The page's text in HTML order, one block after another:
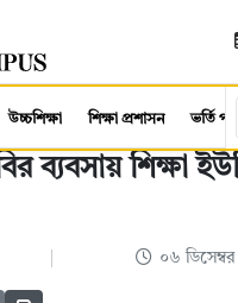
উচ্চশিক্ষা শিক্ষা প্রশাসন ভর্তি
ব্যবসায় শিক্ষা
০৬